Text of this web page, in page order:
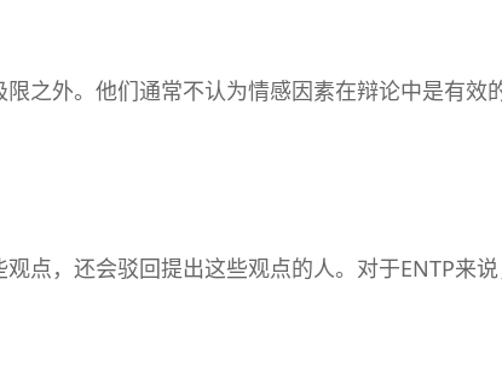
之外。他们通常不认为情感因素在辩论中是有效
点，还会驳回提出这些观点的人。对于ENTP来